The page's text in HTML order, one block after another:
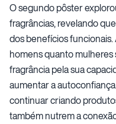
O segundo pôster
fragrâncias, revelando
dos benefícios
homens quanto
fragrância pela sua
aumentar a
continuar criando
também nutrem a